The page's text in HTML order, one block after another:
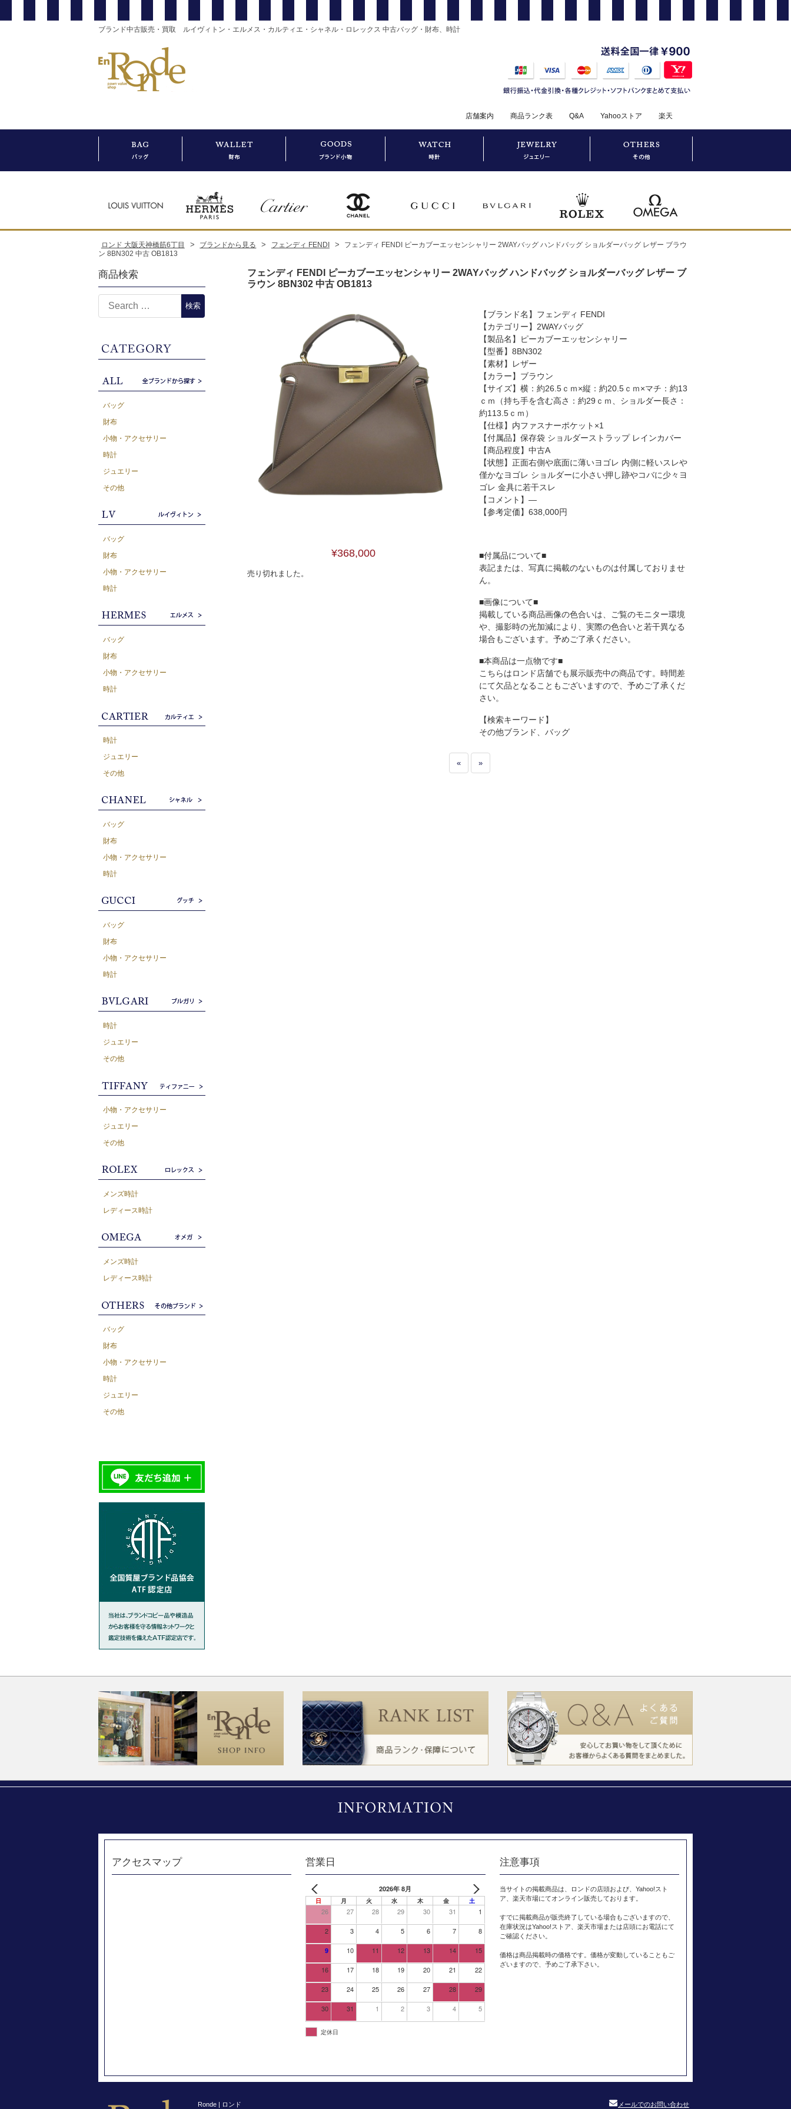
ブランド中古販売・買取 ルイヴィトン・エルメス・カルティエ・シャネル・ロレックス 中古バッグ・財布、時計
店舗案内 商品ランク表 Q&A Yahooストア 楽天
ロンド 大阪天神橋筋6丁目 > ブランドから見る > フェンディ FENDI >
フェンディ FENDI ピーカブーエッセンシャリー 2WAYバッグ ハンドバッグ ショルダーバッグ レザー ブラウ
ン 8BN302 中古 OB1813
フェンディ FENDI ピーカブーエッセンシャリー 2WAYバッグ ハンドバッグ ショルダーバッグ レザー ブ
ラウン 8BN302 中古 OB1813
¥368,000
売り切れました。
【ブランド名】フェンディ FENDI
【カテゴリー】2WAYバッグ
【製品名】ピーカブーエッセンシャリー
【型番】8BN302
【素材】レザー
【カラー】ブラウン
【サイズ】横：約26.5ｃｍ×縦：約20.5ｃｍ×マチ：約13
ｃｍ（持ち手を含む高さ：約29ｃｍ、ショルダー長さ：
約113.5ｃｍ）
【仕様】内ファスナーポケット×1
【付属品】保存袋 ショルダーストラップ レインカバー
【商品程度】中古A
【状態】正面右側や底面に薄いヨゴレ 内側に軽いスレや
僅かなヨゴレ ショルダーに小さい押し跡やコバに少々ヨ
ゴレ 金具に若干スレ
【コメント】―
【参考定価】638,000円
■付属品について■
表記または、写真に掲載のないものは付属しておりませ
ん。
■画像について■
掲載している商品画像の色合いは、ご覧のモニター環境
や、撮影時の光加減により、実際の色合いと若干異なる
場合もございます。予めご了承ください。
■本商品は一点物です■
こちらはロンド店舗でも展示販売中の商品です。時間差
にて欠品となることもございますので、予めご了承くだ
さい。
【検索キーワード】
その他ブランド、バッグ
« »
商品検索
バッグ
財布
小物・アクセサリー
時計
ジュエリー
その他
バッグ
財布
小物・アクセサリー
時計
バッグ
財布
小物・アクセサリー
時計
時計
ジュエリー
その他
バッグ
財布
小物・アクセサリー
時計
バッグ
財布
小物・アクセサリー
時計
時計
ジュエリー
その他
小物・アクセサリー
ジュエリー
その他
メンズ時計
レディース時計
メンズ時計
レディース時計
バッグ
財布
小物・アクセサリー
時計
ジュエリー
その他
アクセスマップ 営業日
2026年 8月
日 月 火 水 木 金 土
26 27 28 29 30 31 1
2 3 4 5 6 7 8
9 10 11 12 13 14 15
16 17 18 19 20 21 22
23 24 25 26 27 28 29
30 31 1 2 3 4 5
定休日
注意事項
当サイトの掲載商品は、ロンドの店頭および、Yahoo!スト
ア、楽天市場にてオンライン販売しております。
すでに掲載商品が販売終了している場合もございますので、
在庫状況はYahoo!ストア、楽天市場または店頭にお電話にて
ご確認ください。
価格は商品掲載時の価格です。価格が変動していることもご
ざいますので、予めご了承下さい。
Ronde | ロンド メールでのお問い合わせ